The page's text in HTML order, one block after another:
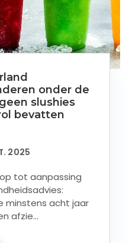
onder de
slushies
bevatten
2025
tot aanpassing
minstens acht jaar
afzie...